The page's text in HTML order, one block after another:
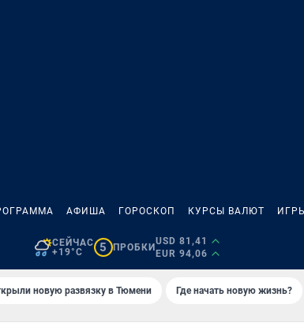
АФИША ГОРОСКОП КУРСЫ ВАЛЮТ
СЕЙЧАС
+19°C
5 ПРОБКИ
USD 81,41
EUR 94,06
новую развязку в Тюмени Где начать новую жизнь?